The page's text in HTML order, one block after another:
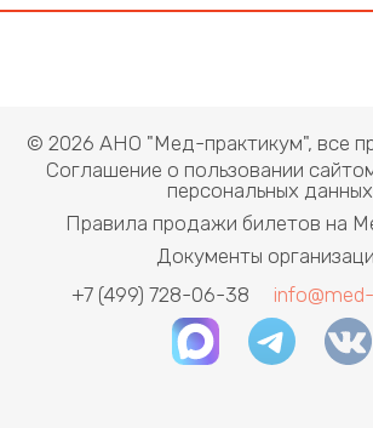
© 2026 АНО "Мед-практикум", все
Соглашение о пользовании
персональных
Правила продажи билетов на
Документы
+7 (499) 728-06-38